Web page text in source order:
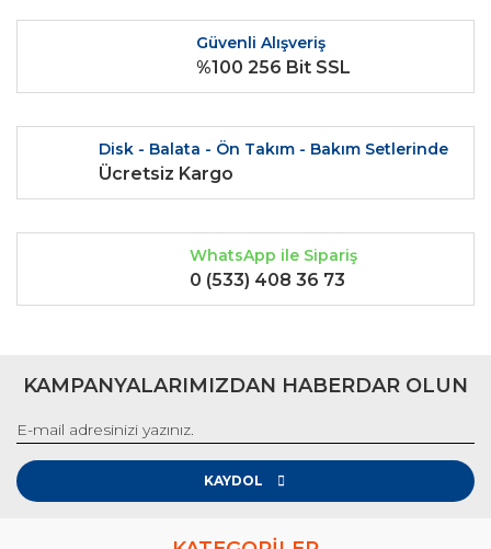
Bu ürüne benzer farklı alternatifler olmalı.
Gönder
Güvenli Alışveriş
%100 256 Bit SSL
Disk - Balata - Ön Takım - Bakım Setlerinde
Ücretsiz Kargo
WhatsApp ile Sipariş
0 (533) 408 36 73
KAMPANYALARIMIZDAN HABERDAR OLUN
KAYDOL